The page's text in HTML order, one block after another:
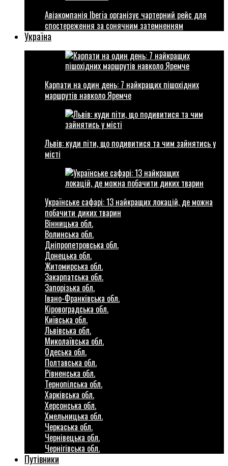
Авіакомпанія Iberia організує чартерний рейс для
спостереження за сонячним затемненням
Україна
Карпати на один день: 7 найкращих пішохідних
маршрутів навколо Яремче
Львів: куди піти, що подивитися та чим зайнятись у
місті
Українське сафарі: 13 найкращих локацій, де можна
побачити диких тварин
Вінницька обл.
Волинська обл.
Дніпропетровська обл.
Донецька обл.
Житомирська обл.
Закарпатська обл.
Запорізька обл.
Івано-Франківська обл.
Кіровоградська обл.
Київська обл.
Львівська обл.
Миколаївська обл.
Одеська обл.
Полтавська обл.
Рівненська обл.
Тернопілська обл.
Харківська обл.
Херсонська обл.
Хмельницька обл.
Черкаська обл.
Чернівецька обл.
Чернігівська обл.
Путівники